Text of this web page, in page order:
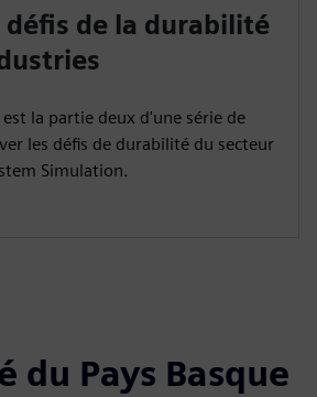
défis de la durabilité
la partie deux d'une série de
les défis de durabilité du secteur
Simulation.
du Pays Basque